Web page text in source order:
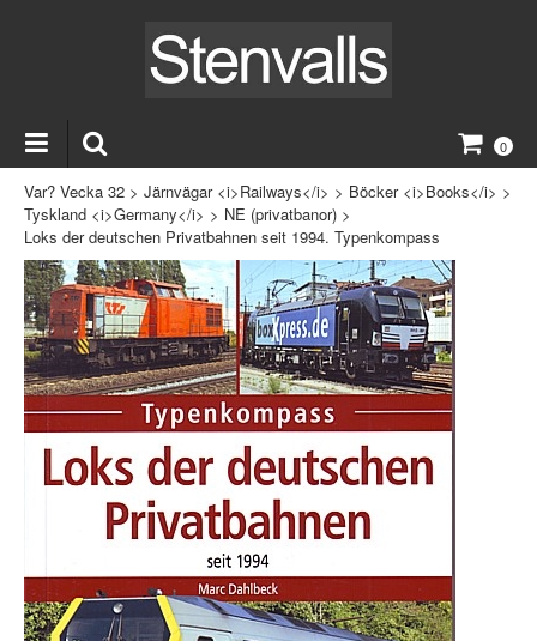
0
Var? Vecka 32 > Järnvägar <i>Railways</i> > Böcker <i>Books</i> >
Tyskland <i>Germany</i> > NE (privatbanor) >
Loks der deutschen Privatbahnen seit 1994. Typenkompass